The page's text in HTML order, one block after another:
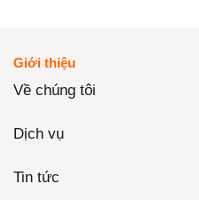
Giới thiệu
Về chúng tôi
Dịch vụ
Tin tức